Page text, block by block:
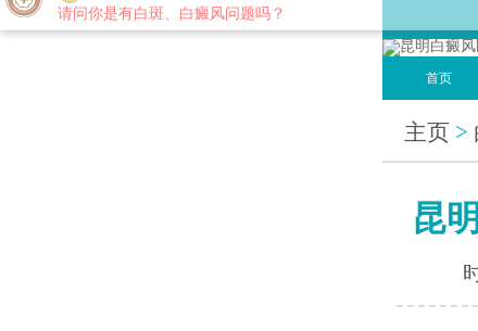
首页
主页 >
昆
您好,这里是在线预约挂号平台！
请问你是有白斑、白癜风问题吗？